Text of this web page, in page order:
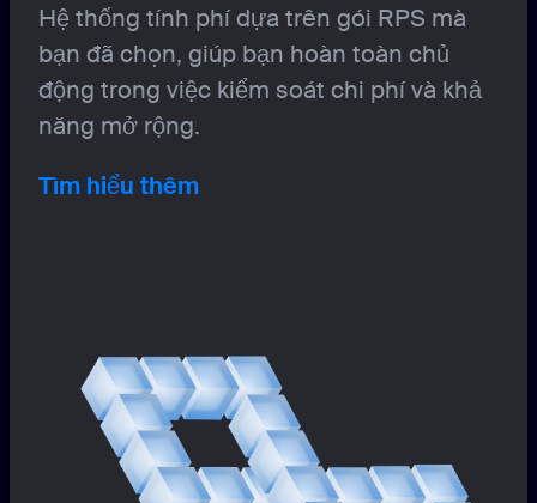
Hệ thống tính phí dựa trên gói RPS mà
bạn đã chọn, giúp bạn hoàn toàn chủ
động trong việc kiểm soát chi phí và khả
năng mở rộng.
Tìm hiểu thêm